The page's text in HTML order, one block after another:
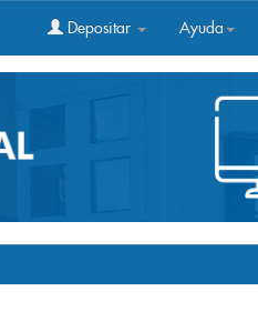
Depositar Ayuda